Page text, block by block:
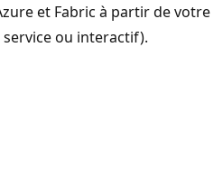
et Fabric à partir de votre
ou interactif).